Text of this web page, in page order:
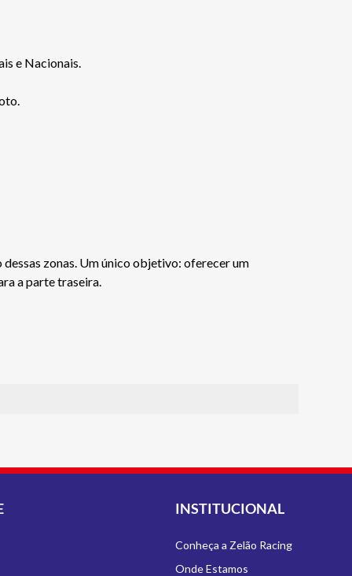
e Nacionais.
zonas. Um único objetivo: oferecer um
a parte traseira.
INSTITUCIONAL
Conheça a Zelão Racing
Onde Estamos